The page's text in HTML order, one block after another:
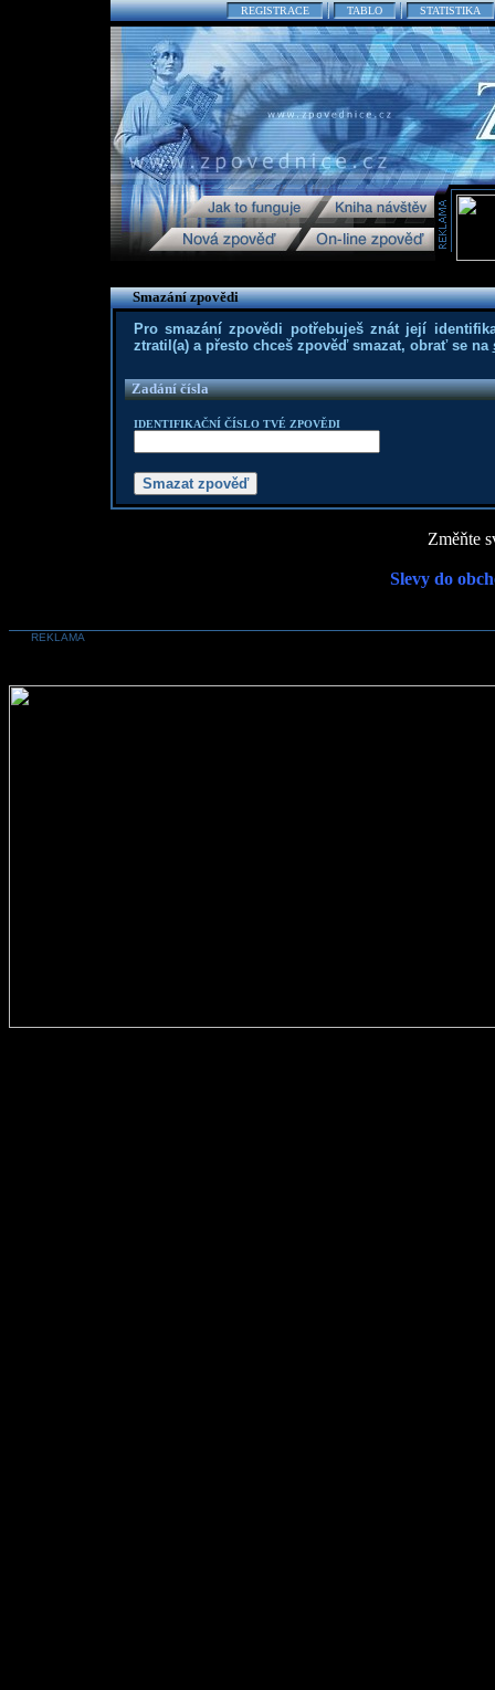
REGISTRACE TABLO STATISTIKA
Smazání zpovědi
Pro smazání zpovědi potřebuješ znát její
ztratil(a) a přesto chceš zpověď smazat, obrať se na
Zadání čísla
IDENTIFIKAČNÍ ČÍSLO TVÉ ZPOVĚDI
Změňte
Slevy do
REKLAMA